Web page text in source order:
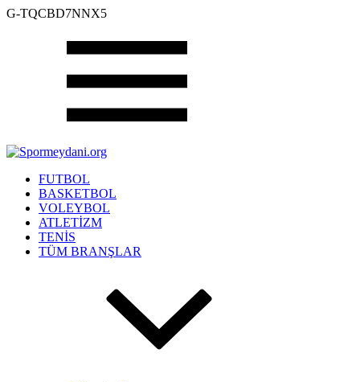
G-TQCBD7NNX5
FUTBOL
BASKETBOL
VOLEYBOL
ATLETİZM
TENİS
TÜM BRANŞLAR